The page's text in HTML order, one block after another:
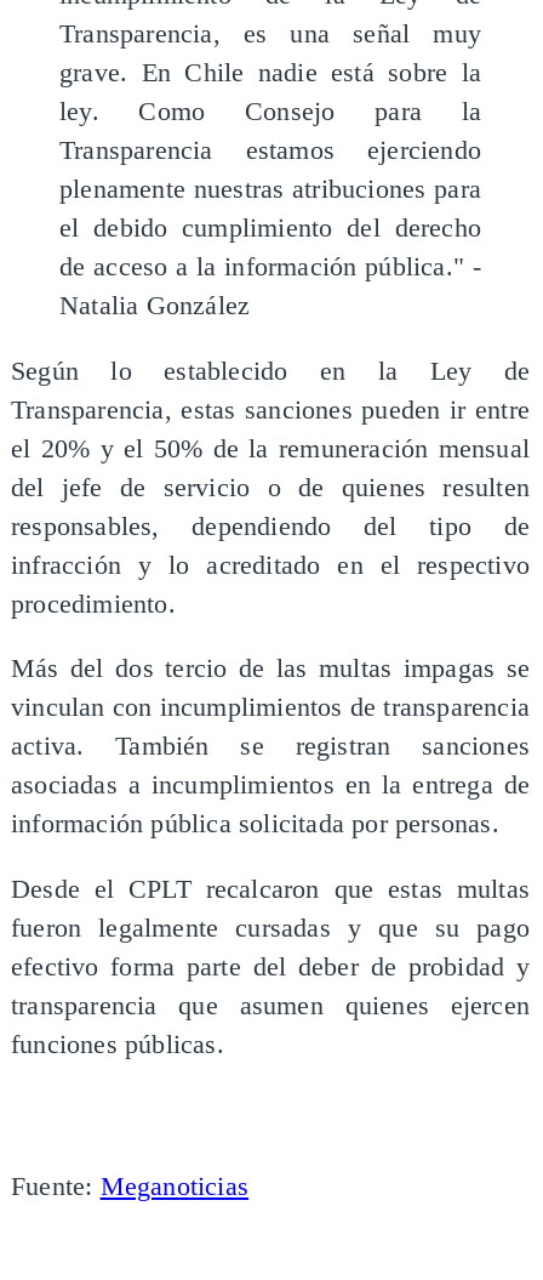
Transparencia, es una señal muy
grave. En Chile nadie está sobre la
ley. Como Consejo para la
Transparencia estamos ejerciendo
plenamente nuestras atribuciones para
el debido cumplimiento del derecho
de acceso a la información pública." -
Natalia González
Según lo establecido en la Ley de
Transparencia, estas sanciones pueden ir entre
el 20% y el 50% de la remuneración mensual
del jefe de servicio o de quienes resulten
responsables, dependiendo del tipo de
infracción y lo acreditado en el respectivo
procedimiento.
Más del dos tercio de las multas impagas se
vinculan con incumplimientos de transparencia
activa. También se registran sanciones
asociadas a incumplimientos en la entrega de
información pública solicitada por personas.
Desde el CPLT recalcaron que estas multas
fueron legalmente cursadas y que su pago
efectivo forma parte del deber de probidad y
transparencia que asumen quienes ejercen
funciones públicas.
Fuente: Meganoticias